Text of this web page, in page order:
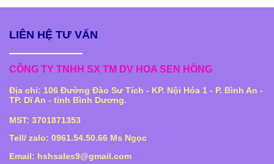
LIÊN HỆ TƯ VẤN
CÔNG TY TNHH SX TM DV HOA SEN HỒNG
Địa chỉ: 106 Đường Đào Sư Tích - KP. Nội Hóa 1 - P. Bình An -
TP. Dĩ An - tỉnh Bình Dương.
MST: 3701871353
Tell/ zalo: 0961.54.50.66 Ms Ngọc
Email: hshsales9@gmail.com